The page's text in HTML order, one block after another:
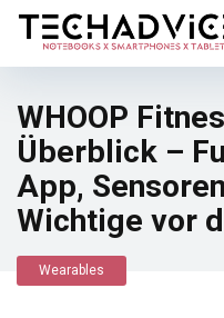
WHOOP
Überblick –
App,
Wichtige vor
Wearables